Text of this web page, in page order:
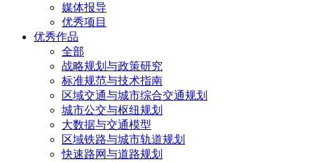
媒体报导
优秀项目
优秀作品
全部
战略规划与政策研究
标准规范与技术指南
区域交通与城市综合交通规划
城市公交与枢纽规划
大数据与交通模型
区域铁路与城市轨道规划
快速路网与道路规划